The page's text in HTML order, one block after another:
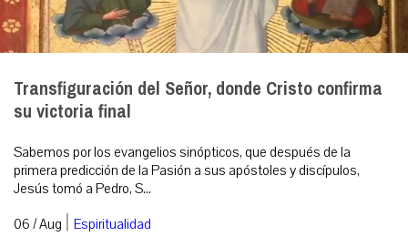
Transfiguración del Señor, donde Cristo confirma
su victoria final
Sabemos por los evangelios sinópticos, que después de la
primera predicción de la Pasión a sus apóstoles y discípulos,
Jesús tomó a Pedro, S...
06 / Aug | Espiritualidad